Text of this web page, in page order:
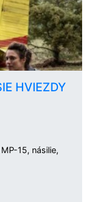
HVIEZDY
15, násilie,